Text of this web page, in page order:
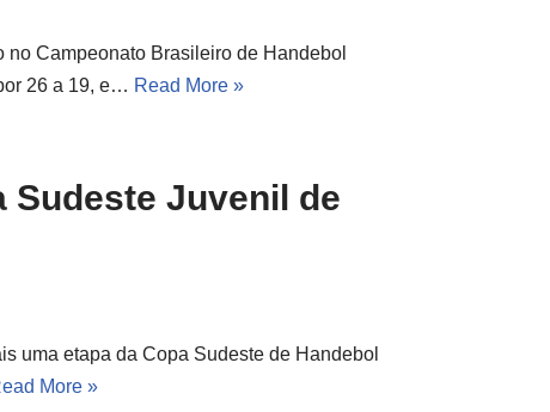
Campeonato Brasileiro de Handebol
26 a 19, e… Read More »
Sudeste Juvenil de
uma etapa da Copa Sudeste de Handebol
More »